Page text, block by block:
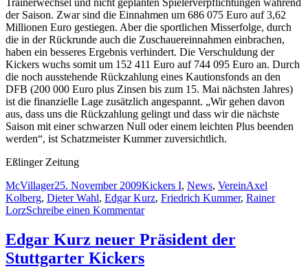
der Saison. Zwar sind die Einnahmen um 686 075 Euro auf 3,62
Millionen Euro gestiegen. Aber die sportlichen Misserfolge, durch
die in der Rückrunde auch die Zuschauereinnahmen einbrachen,
haben ein besseres Ergebnis verhindert. Die Verschuldung der
Kickers wuchs somit um 152 411 Euro auf 744 095 Euro an. Durch
die noch ausstehende Rückzahlung eines Kautionsfonds an den
DFB (200 000 Euro plus Zinsen bis zum 15. Mai nächsten Jahres)
ist die finanzielle Lage zusätzlich angespannt. „Wir gehen davon
aus, dass uns die Rückzahlung gelingt und dass wir die nächste
Saison mit einer schwarzen Null oder einem leichten Plus beenden
werden“, ist Schatzmeister Kummer zuversichtlich.
Eßlinger Zeitung
Autor
McVillagerVeröffentlicht
am
25. November 2009Kategorien
Kickers I, News, VereinSchlagwörter
Axel
Kolberg, Dieter Wahl, Edgar Kurz, Friedrich Kummer, Rainer
LorzSchreibe einen Kommentarzu
zur
Jahreshauptversammlung
Edgar Kurz neuer Präsident der
Stuttgarter Kickers